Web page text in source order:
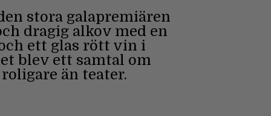
stora galapremiären
dragig alkov med en
ett glas rött vin i
blev ett samtal om
än teater.